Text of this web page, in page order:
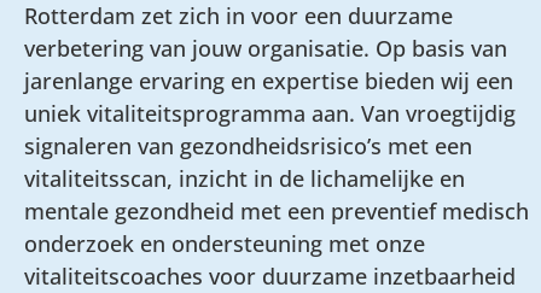
Rotterdam zet zich in voor een duurzame
verbetering van jouw organisatie. Op basis van
jarenlange ervaring en expertise bieden wij een
uniek vitaliteitsprogramma aan. Van vroegtijdig
signaleren van gezondheidsrisico’s met een
vitaliteitsscan, inzicht in de lichamelijke en
mentale gezondheid met een preventief medisch
onderzoek en ondersteuning met onze
vitaliteitscoaches voor duurzame inzetbaarheid